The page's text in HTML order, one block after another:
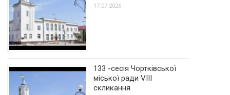
17.07.2026
133 -сесія Чортківської
міської ради VIII
скликання